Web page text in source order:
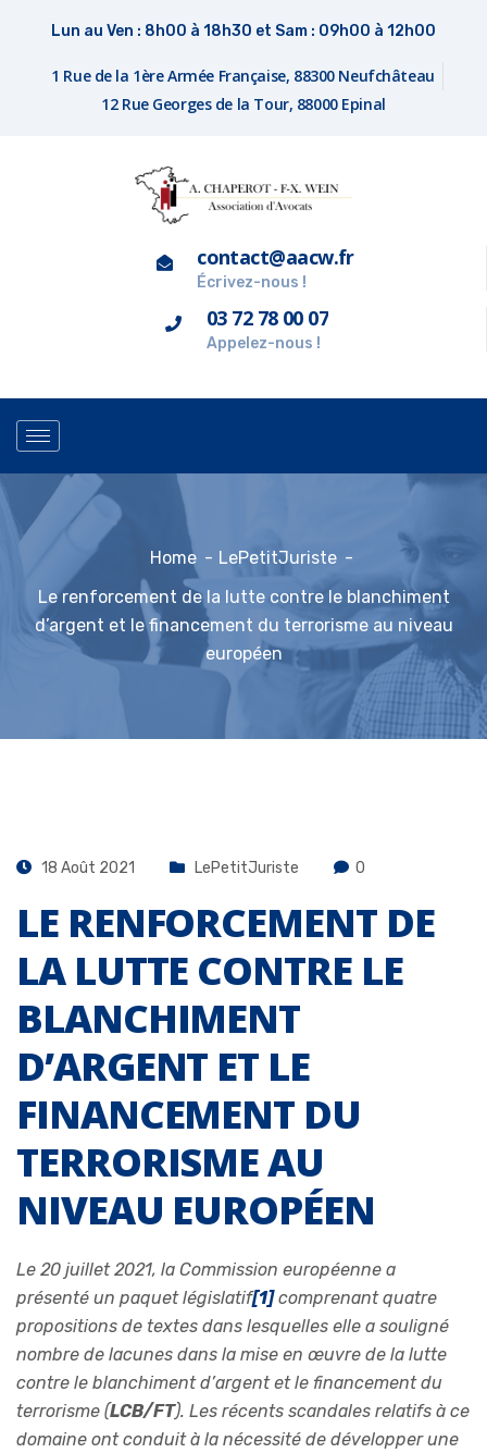
Lun au Ven : 8h00 à 18h30 et Sam : 09h00 à 12h00
1 Rue de la 1ère Armée Française, 88300 Neufchâteau
12 Rue Georges de la Tour, 88000 Epinal
contact@aacw.fr
Écrivez-nous !
03 72 78 00 07
Appelez-nous !
Home
LePetitJuriste
Le renforcement de la lutte contre le blanchiment
d’argent et le financement du terrorisme au niveau
européen
18 Août 2021 LePetitJuriste 0
LE RENFORCEMENT DE
LA LUTTE CONTRE LE
BLANCHIMENT
D’ARGENT ET LE
FINANCEMENT DU
TERRORISME AU
NIVEAU EUROPÉEN
Le 20 juillet 2021, la Commission européenne a
présenté un paquet législatif[1]comprenant quatre
propositions de textes dans lesquelles elle a souligné
nombre de lacunes dans la mise en œuvre de la lutte
contre le blanchiment d’argent et le financement du
terrorisme (LCB/FT). Les récents scandales relatifs à ce
domaine ont conduit à la nécessité de développer une